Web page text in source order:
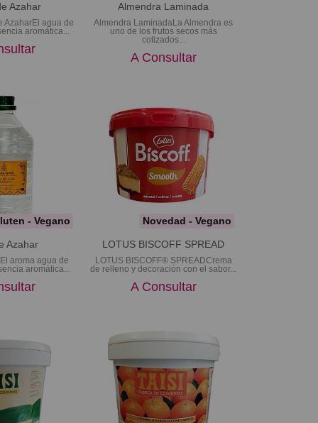
Azahar
AzaharEl agua de
aromática...
Almendra Laminada
Almendra LaminadaLa Almendra es
uno de los frutos secos más
cotizados...
A Consultar
- Vegano
Azahar
aroma agua de
aromática...
Novedad - Vegano
LOTUS BISCOFF SPREAD
LOTUS BISCOFF® SPREADCrema
de relleno y decoración con el sabor...
A Consultar